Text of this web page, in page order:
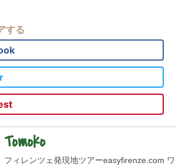
する
Tomoko
フィレンツェ発現地ツアーeasyfirenze.com ワ